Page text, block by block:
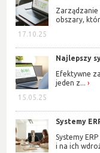
17.10.25
obszary,
15.05.25
Najlepszy
Efektywne
jeden z...
Systemy
Systemy
i na ich